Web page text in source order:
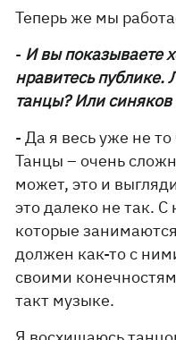
Теперь же мы
- И вы показываете
нравитесь публике.
танцы? Или
- Да я весь уже не
Танцы – очень
может, это и
это далеко не так.
которые
должен как-то с
своими
такт музыке.